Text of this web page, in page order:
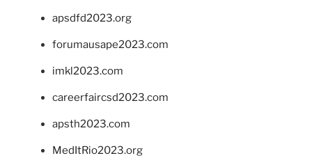
apsdfd2023.org
forumausape2023.com
imkl2023.com
careerfaircsd2023.com
apsth2023.com
MedItRio2023.org